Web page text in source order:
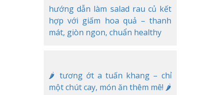
hướng dẫn làm salad rau củ kết
hợp với giấm hoa quả – thanh
mát, giòn ngon, chuẩn healthy
🌶️ tương ớt a tuấn khang – chỉ
một chút cay, món ăn thêm mê! 🌶️